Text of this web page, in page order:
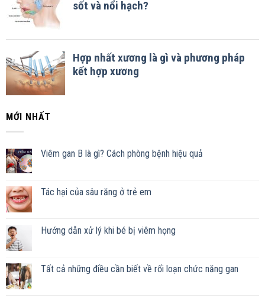
MỚI NHẤT
Viêm gan B là gì? Cách phòng bệnh hiệu quả
Tác hại của sâu răng ở trẻ em
Hướng dẫn xử lý khi bé bị viêm họng
Tất cả những điều cần biết về rối loạn chức năng gan